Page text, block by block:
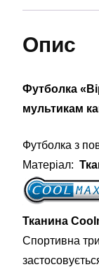
Опис
Футболка
мультикам
Футболка з
Матеріал:
Тканина
Спортивна